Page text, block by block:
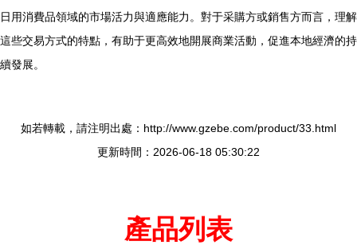
日用消費品領域的市場活力與適應能力。對于采購方或銷售方而言，理解
這些交易方式的特點，有助于更高效地開展商業活動，促進本地經濟的持
續發展。
如若轉載，請注明出處：http://www.gzebe.com/product/33.html
更新時間：2026-06-18 05:30:22
產品列表